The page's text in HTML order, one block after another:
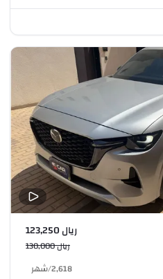
ريال 123,250
ريال 130,000
2,618
/شهر